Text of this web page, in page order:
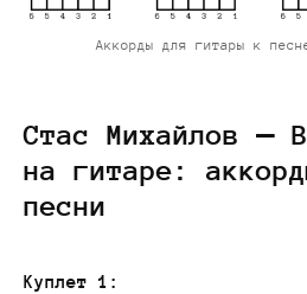
Аккорды для гитары к
Стас Михайлов —
на гитаре:
песни
Куплет 1: